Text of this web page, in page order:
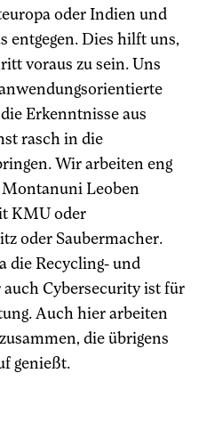
oder Indien und
entgegen. Dies hilft uns,
voraus zu sein. Uns
Erkenntnisse aus
rasch in die
Wir arbeiten eng
Leoben
KMU oder
oder Saubermacher.
die Recycling- und
Cybersecurity ist für
Auch hier arbeiten
die übrigens
genießt.